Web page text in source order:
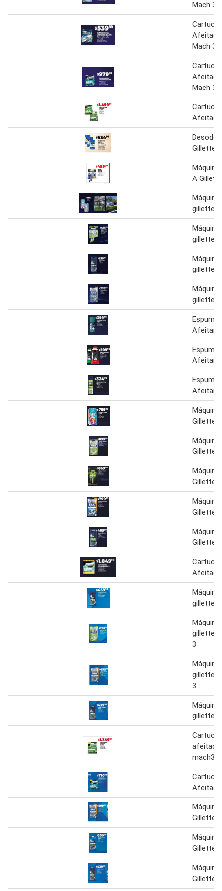
Mach 3
Mach 3
Mach 3
Gillette
A Gillette
gillette
gillette
gillette
gillette
Espuma
Afeitar
Espuma
Afeitar
Espuma
Afeitar
Gillette
Gillette
Gillette
Gillette
Gillette
gillette
gillette
3
gillette
3
gillette
mach3
Gillette
Gillette
Gillette